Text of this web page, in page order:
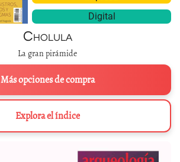
Digital
Cholula
La gran pirámide
Más opciones de compra
Explora el índice